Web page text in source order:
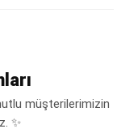
müşterilerimizin
✨